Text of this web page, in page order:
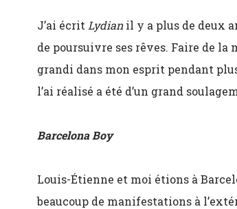
J’ai écrit Lydianil y a plus de deux
de poursuivre ses rêves. Faire de
grandi dans mon esprit pendant
l’ai réalisé a été d’un grand
Barcelona Boy
Louis-Étienne et moi étions à
beaucoup de manifestations à